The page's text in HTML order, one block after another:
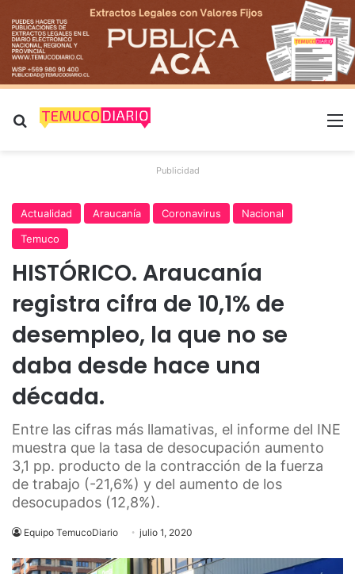
Buscar por
Publicidad
Actualidad Araucanía Coronavirus
Nacional
Temuco
HISTÓRICO. Araucanía
registra cifra de 10,1% de
desempleo, la que no se
daba desde hace una
década.
Entre las cifras más llamativas, el informe del INE
muestra que la tasa de desocupación aumento
3,1 pp. producto de la contracción de la fuerza
de trabajo (-21,6%) y del aumento de los
desocupados (12,8%).
Equipo TemucoDiario julio 1, 2020